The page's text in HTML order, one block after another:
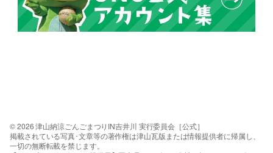
© 2026 津山納涼ごんごまつりIN吉井川 実行委員会［公式］
掲載されている写真･文章等の著作権は津山瓦版または情報提供者に帰属し、
一切の無断転載を禁じます。